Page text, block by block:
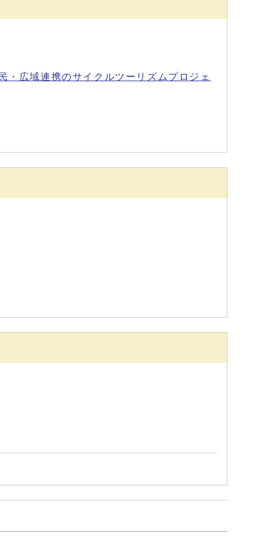
広域連携のサイクルツーリズムプロジェ